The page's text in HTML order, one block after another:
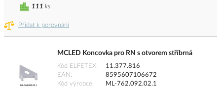
Přidat k porovnání
111 ks
MCLED Koncovka pro RN s otvorem stříbrná
Kód ELFETEX
11.377.816
EAN
8595607106672
Kód výrobce
ML-762.092.02.1